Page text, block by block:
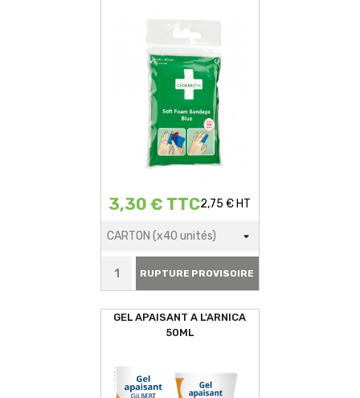
3,30 € TTC2,75 € HT
RUPTURE PROVISOIRE
GEL APAISANT A L'ARNICA
50ML